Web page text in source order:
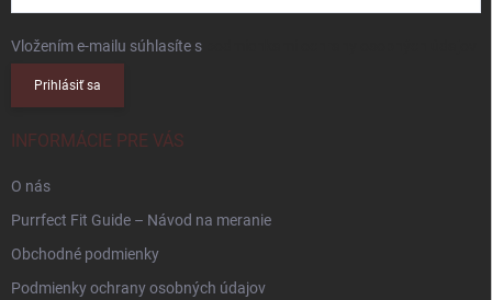
Vložením e-mailu súhlasíte s
Prihlásiť sa
INFORMÁCIE PRE VÁS
O nás
Purrfect Fit Guide – Návod na meranie
Obchodné podmienky
Podmienky ochrany osobných údajov